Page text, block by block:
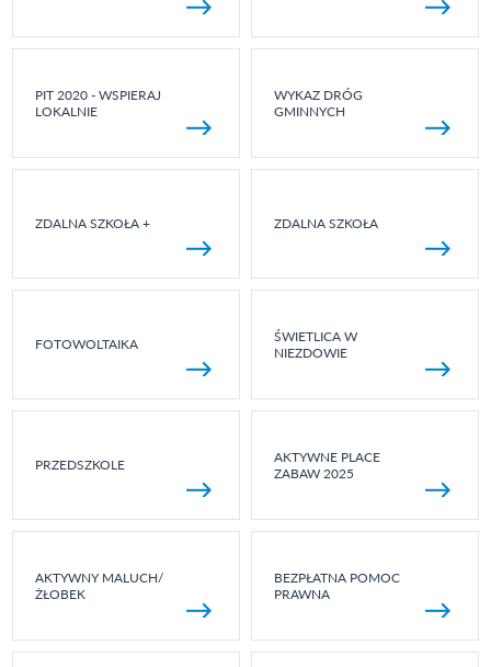
PIT 2020 - WSPIERAJ
LOKALNIE
WYKAZ DRÓG
GMINNYCH
ZDALNA SZKOŁA + ZDALNA SZKOŁA
FOTOWOLTAIKA
ŚWIETLICA W
NIEZDOWIE
PRZEDSZKOLE
AKTYWNE PLACE
ZABAW 2025
AKTYWNY MALUCH/
ŻŁOBEK
BEZPŁATNA POMOC
PRAWNA